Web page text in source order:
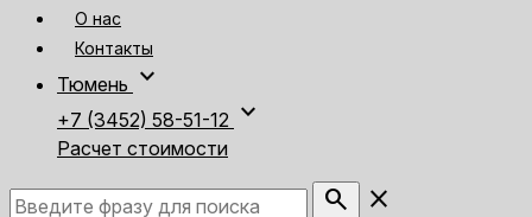
О нас
Контакты
Тюмень expand_more
+7 (3452) 58-51-12 expand_more
Расчет стоимости
search close